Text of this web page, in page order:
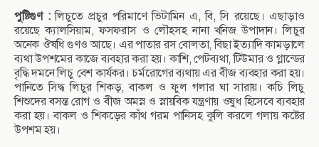
পুষ্টিগুণ :লিচুতে প্রচুর পরিমাণে ভিটামিন এ, বি, সি রয়েছে। এছাড়াও
রয়েছে ক্যালসিয়াম, ফসফরাস ও লৌহসহ নানা খনিজ উপাদান। লিচুর
অনেক ঔষধি গুণও আছে। এর পাতার রস বোলতা, বিছা ইত্যাদি কামড়ালে
ব্যথা উপশমের কাজে ব্যবহার করা হয়। কাশি, পেটব্যথা, টিউমার ও গ্লান্ডের
বৃদ্ধি দমনে লিচু বেশ কার্যকর। চর্মরোগের ব্যথায় এর বীজ ব্যবহার করা হয়।
পানিতে সিদ্ধ লিচুর শিকড়, বাকল ও ফুল গলার ঘা সারায়। কচি লিচু
শিশুদের বসন্ত রোগ ও বীজ অমস্ন ও স্নায়বিক যন্ত্রণায় ওষুধ হিসেবে ব্যবহার
করা হয়। বাকল ও শিকড়ের কাঁথ গরম পানিসহ কুলি করলে গলায় কষ্টের
উপশম হয়।